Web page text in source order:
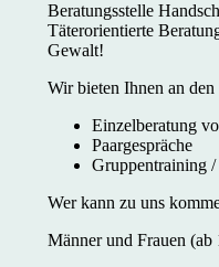
Beratungsstelle
Täterorientierte
Gewalt!
Wir bieten Ihnen an
Einzelberatung
Paargespräche
Gruppentraining
Wer kann zu uns
Männer und Frauen (ab